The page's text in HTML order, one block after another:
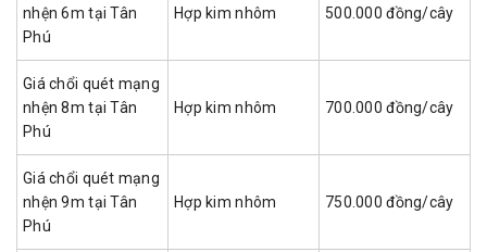
nhện 6m tại Tân
Phú
Hợp kim nhôm 500.000 đồng/cây
Giá chổi quét mạng
nhện 8m tại Tân
Phú
Hợp kim nhôm 700.000 đồng/cây
Giá chổi quét mạng
nhện 9m tại Tân
Phú
Hợp kim nhôm 750.000 đồng/cây